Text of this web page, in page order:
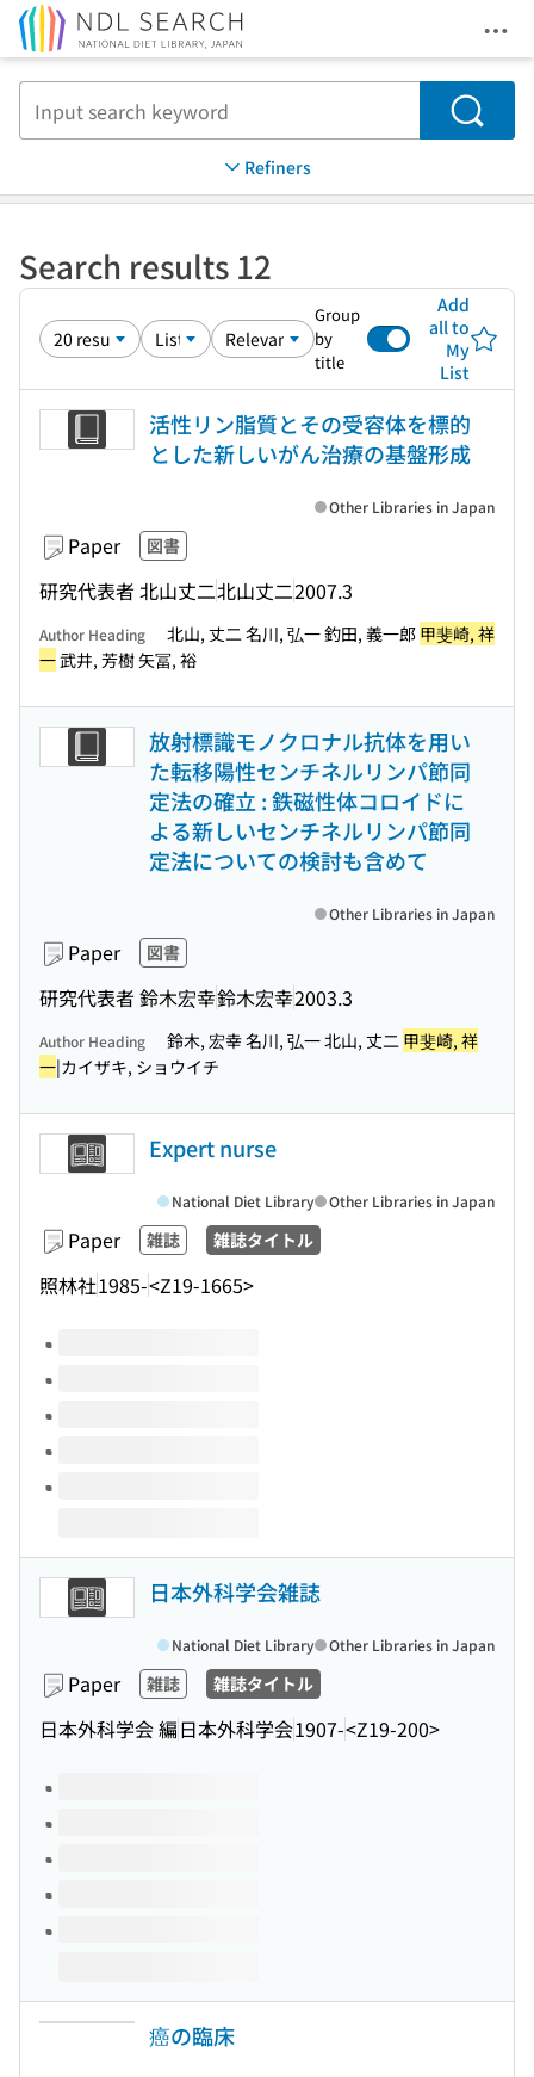
Search
Refiners
Search results 12
Group
by
title
Add
all to
My
List
活性リン脂質とその受容体を標的
とした新しいがん治療の基盤形成
Paper 図書
研究代表者 北山丈二北山丈二2007.3
Other Libraries in Japan
Author Heading 北山, 丈二 名川, 弘一 釣田, 義一郎 甲斐崎, 祥
一武井, 芳樹 矢冨, 裕
放射標識モノクロナル抗体を用い
た転移陽性センチネルリンパ節同
定法の確立 : 鉄磁性体コロイドに
よる新しいセンチネルリンパ節同
定法についての検討も含めて
Paper 図書
研究代表者 鈴木宏幸鈴木宏幸2003.3
Other Libraries in Japan
Author Heading 鈴木, 宏幸 名川, 弘一 北山, 丈二 甲斐崎, 祥
一|カイザキ, ショウイチ
Expert nurse
Paper 雑誌 雑誌タイトル
照林社1985-<Z19-1665>
National Diet Library Other Libraries in Japan
Volumes of this title
日本外科学会雑誌
Paper 雑誌 雑誌タイトル
日本外科学会 編日本外科学会1907-<Z19-200>
National Diet Library Other Libraries in Japan
Volumes of this title
癌の臨床